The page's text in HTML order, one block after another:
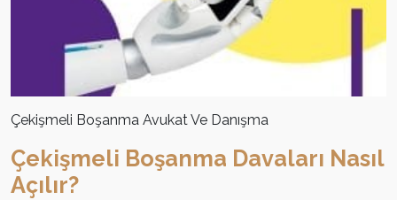
Çekişmeli Boşanma Avukat Ve Danışma
Çekişmeli Boşanma Davaları Nasıl
Açılır?